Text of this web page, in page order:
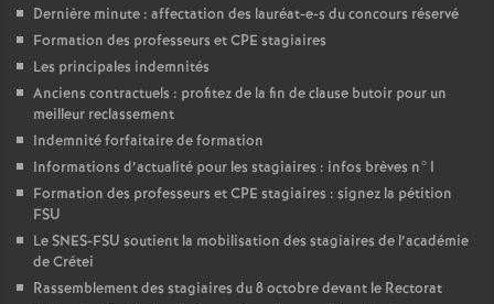
Dernière minute : affectation des lauréat-e-s du concours réservé
Formation des professeurs etCPE stagiaires
Les principales indemnités
Anciens contractuels : profitez de la fin de clause butoir pour un
meilleur reclassement
Indemnité forfaitaire de formation
Informations d’actualité pour les stagiaires : infos brèves n°1
Formation des professeurs etCPE stagiaires : signez la pétition
FSU
LeSNES-FSU soutient la mobilisation des stagiaires de l’académie
de Crétei
Rassemblement des stagiaires du 8 octobre devant le Rectorat